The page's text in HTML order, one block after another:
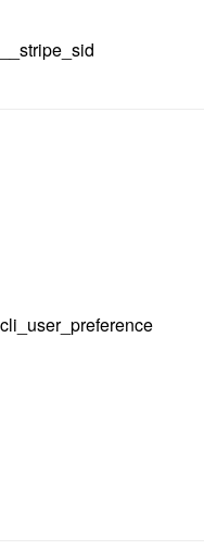
__stripe_sid
cli_user_preference